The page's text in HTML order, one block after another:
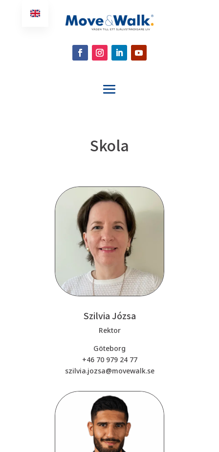
Skola
Szilvia Józsa
Rektor
Göteborg
+46 70 979 24 77
szilvia.jozsa@movewalk.se